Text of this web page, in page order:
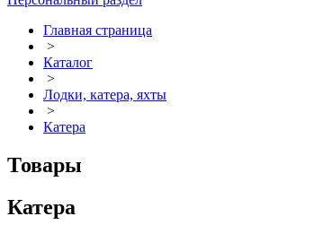
Главная страница
>
Каталог
>
Лодки, катера, яхты
>
Катера
Товары
Катера